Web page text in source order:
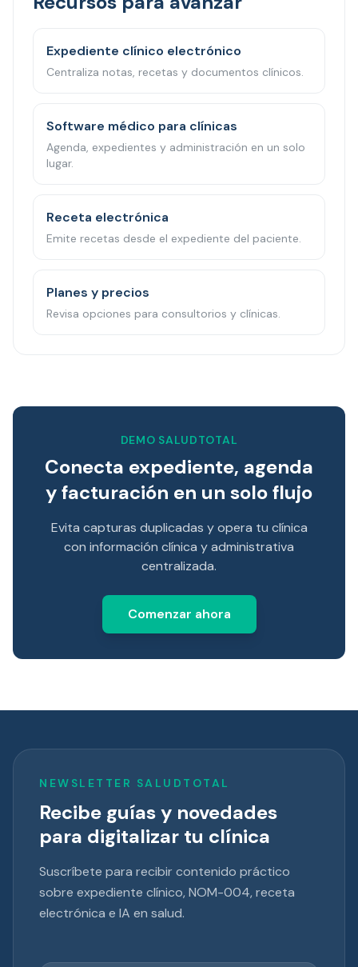
Expediente clínico electrónico
Centraliza notas, recetas y documentos clínicos.
Software médico para clínicas
Agenda, expedientes y administración en un solo
lugar.
Receta electrónica
Emite recetas desde el expediente del paciente.
Planes y precios
Revisa opciones para consultorios y clínicas.
DEMO SALUDTOTAL
Conecta expediente, agenda
y facturación en un solo flujo
Evita capturas duplicadas y opera tu clínica
con información clínica y administrativa
centralizada.
Comenzar ahora
NEWSLETTER SALUDTOTAL
Recibe guías y novedades
para digitalizar tu clínica
Suscríbete para recibir contenido práctico
sobre expediente clínico, NOM-004, receta
electrónica e IA en salud.